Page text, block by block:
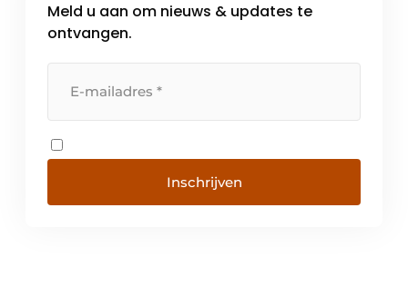
Meld u aan om nieuws & updates te
ontvangen.
Inschrijven